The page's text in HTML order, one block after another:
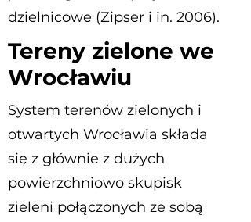
dzielnicowe (Zipser i in. 2006).
Tereny zielone we
Wrocławiu
System terenów zielonych i
otwartych Wrocławia składa
się z głównie z dużych
powierzchniowo skupisk
zieleni połączonych ze sobą